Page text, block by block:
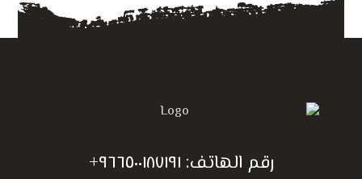
رقم الهاتف: ٩٦٦٥٠٠١٨٧١٩١+